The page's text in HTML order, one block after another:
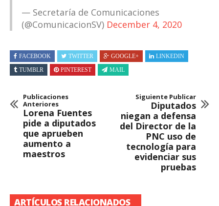
— Secretaría de Comunicaciones
(@ComunicacionSV) December 4, 2020
FACEBOOK TWITTER GOOGLE+
LINKEDIN
TUMBLR
PINTEREST MAIL
Publicaciones
Anteriores
Lorena Fuentes
pide a diputados
que aprueben
aumento a
maestros
Siguiente Publicar
Diputados
niegan a defensa
del Director de la
PNC uso de
tecnología para
evidenciar sus
pruebas
ARTÍCULOS RELACIONADOS